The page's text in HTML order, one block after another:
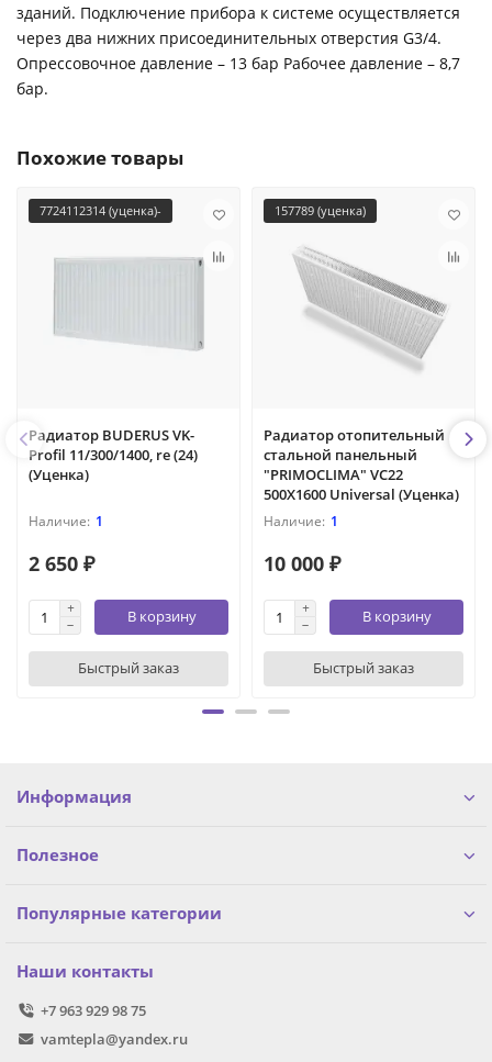
зданий. Подключение прибора к системе осуществляется
через два нижних присоединительных отверстия G3/4.
Опрессовочное давление – 13 бар Рабочее давление – 8,7
бар.
Похожие товары
7724112314 (уценка)-
Радиатор BUDERUS VK-
Profil 11/300/1400, re (24)
(Уценка)
1
2 650 ₽
В корзину
Быстрый заказ
157789 (уценка)
Радиатор отопительный
стальной панельный
"PRIMOCLIMA" VC22
500Х1600 Universal (Уценка)
1
10 000 ₽
В корзину
Быстрый заказ
Информация
Полезное
Популярные категории
Наши контакты
+7 963 929 98 75
vamtepla@yandex.ru